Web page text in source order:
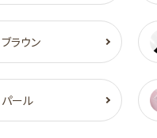
ブラウン
パール